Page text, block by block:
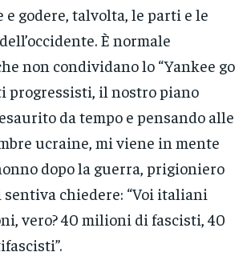
e godere, talvolta, le parti e le
È normale
non condividano lo “Yankee go
progressisti, il nostro piano
da tempo e pensando alle
ucraine, mi viene in mente
dopo la guerra, prigioniero
sentiva chiedere: “Voi italiani
vero? 40 milioni di fascisti, 40